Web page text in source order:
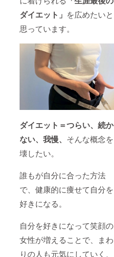
ダイエット」 を広めたいと
思っています。
ダイエット＝つらい、続か
ない、我慢、 そんな概念を
壊したい。
誰もが自分に合った方法
で、健康的に痩せて自分を
好きになる。
自分を好きになって笑顔の
女性が増えることで、まわ
りの人も元気にしていく、